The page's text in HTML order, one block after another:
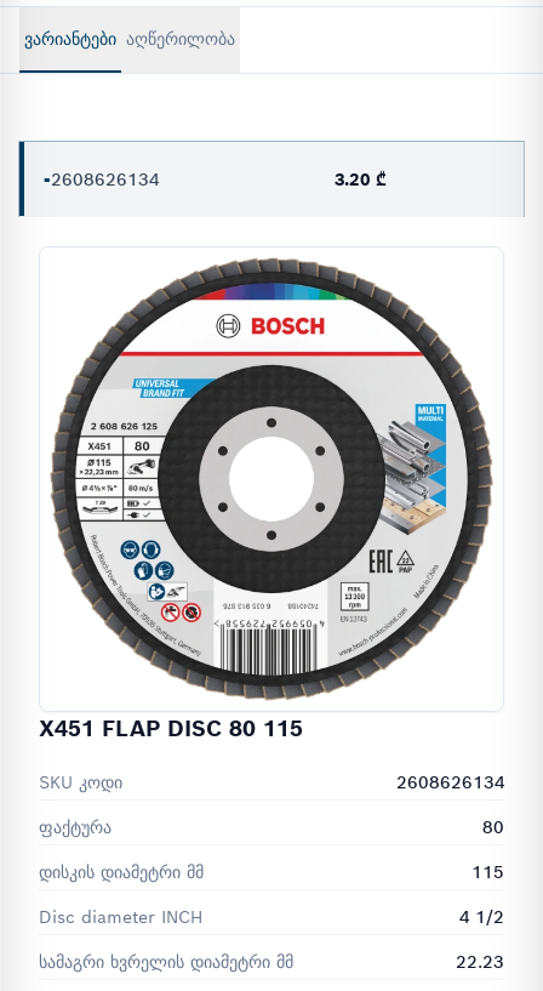
ᲕᲐᲠᲘᲐᲜᲢᲔᲑᲘ აღწერილობა
-2608626134 3.20 ₾
X451 FLAP DISC 80 115
SKU კოდი 2608626134
ფაქტურა 80
დისკის დიამეტრი მმ 115
Disc diameter INCH 4 1/2
სამაგრი ხვრელის დიამეტრი მმ 22.23